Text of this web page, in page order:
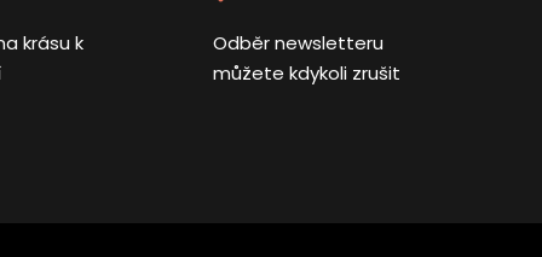
krásu k
Odběr newsletteru
můžete kdykoli zrušit